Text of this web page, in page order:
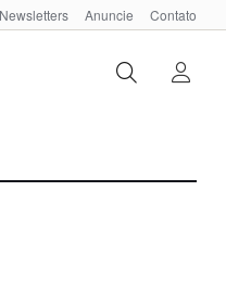
Newsletters Anuncie Contato